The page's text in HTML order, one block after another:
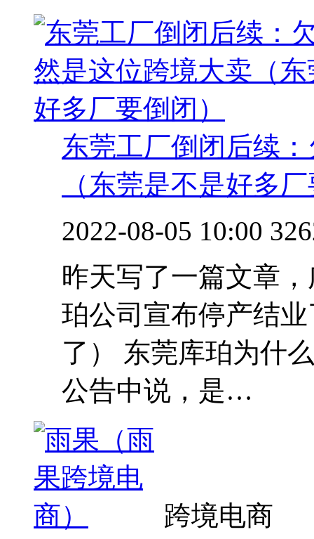
东莞工厂倒闭后续
（东莞是不是好多
2022-08-05 10:00
昨天写了一篇文章
珀公司宣布停产结
了） 东莞库珀为什
公告中说，是…
跨境电商